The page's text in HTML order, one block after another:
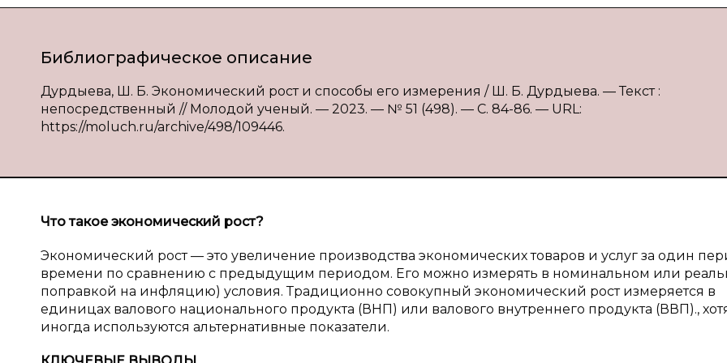
Библиографическое описание
Дурдыева, Ш. Б. Экономический рост и способы его измерения / Ш. Б. Дурдыева. — Текст :
непосредственный // Молодой ученый. — 2023. — № 51 (498). — С. 84-86. — URL:
https://moluch.ru/archive/498/109446.
Что такое экономический рост?
Экономический рост — это увеличение производства экономических товаров и услуг за один
времени по сравнению с предыдущим периодом. Его можно измерять в номинальном или
поправкой на инфляцию) условия. Традиционно совокупный экономический рост измеряется в
единицах валового национального продукта (ВНП) или валового внутреннего продукта (ВВП).,
иногда используются альтернативные показатели.